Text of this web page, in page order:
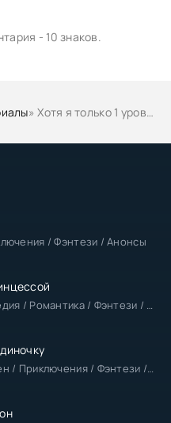
/ Фэнтези / Анонсы
Аниме сериалы / Комедия / Романтика / Фэнтези / Анонсы
Аниме сериалы / Экшен / Приключения / Фэнтези / Анонсы
- 10 знаков.
» Хотя я только 1 уровень, но с этим уникальным навыком я стану сильнейшим